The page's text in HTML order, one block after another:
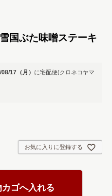
国ぶた味噌ステーキ
17（月） に宅配便(クロネコヤマ
お気に入りに登録する
カゴへ入れる